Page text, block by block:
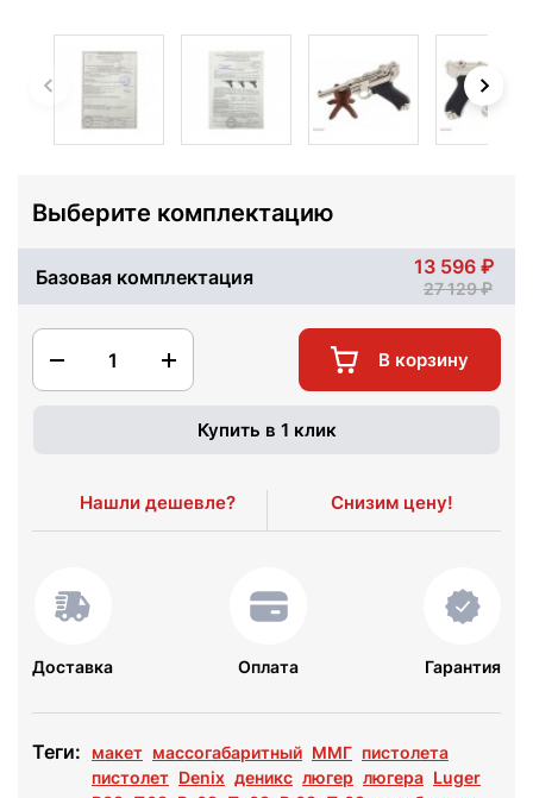
Выберите комплектацию
Базовая комплектация 13 596
27 129
1 В корзину
Купить в 1 клик
Нашли дешевле? Снизим цену!
Доставка Оплата Гарантия
Теги: макет массогабаритный ММГ пистолета
пистолет Denix деникс люгер люгера Luger